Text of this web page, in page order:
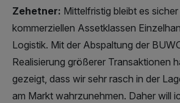
Zehetner: Mittelfristig bleibt es
kommerziellen Assetklassen
Logistik. Mit der Abspaltung der
Realisierung größerer Transaktionen
gezeigt, dass wir sehr rasch in der
am Markt wahrzunehmen. Daher will